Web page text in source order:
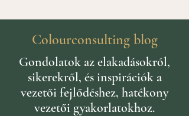
Colourconsulting blog
Gondolatok az elakadásokról,
sikerekről, és inspirációk a
vezetői fejlődéshez, hatékony
vezetői gyakorlatokhoz.